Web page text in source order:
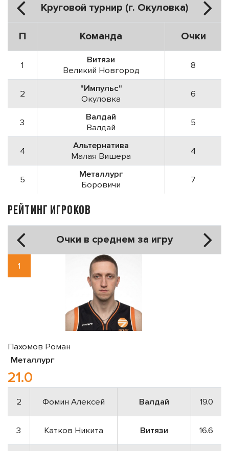
Круговой турнир (г. Окуловка)
П Команда Очки
1
Витязи
Великий Новгород
8
2
"Импульс"
Окуловка
6
3
Валдай
Валдай
5
4
Альтернатива
Малая Вишера
4
5
Металлург
Боровичи
7
РЕЙТИНГ ИГРОКОВ
Очки в среднем за игру
1
Пахомов Роман
Металлург
21.0
2 Фомин Алексей Валдай 19.0
3 Катков Никита Витязи 16.6